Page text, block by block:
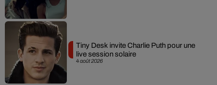
4 août 2026
Tiny Desk invite Charlie Puth pour une
live session solaire